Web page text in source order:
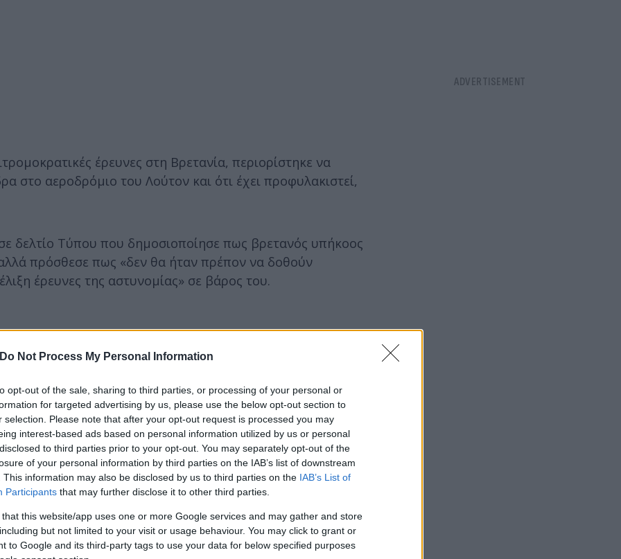
Do Not Process My Personal Information
opt-out of the sale, sharing to third parties, or processing of your personal or
for targeted advertising by us, please use the below opt-out section to
selection. Please note that after your opt-out request is processed you may
interest-based ads based on personal information utilized by us or personal
to third parties prior to your opt-out. You may separately opt-out of the
of your personal information by third parties on the IAB’s list of downstream
This information may also be disclosed by us to third parties on the IAB’s List of
Participants that may further disclose it to other third parties.
that this website/app uses one or more Google services and may gather and store
but not limited to your visit or usage behaviour. You may click to grant or
to Google and its third-party tags to use your data for below specified purposes
έρευνες στη Βρετανία, περιορίστηκε να
στο αεροδρόμιο του Λούτον και ότι έχει προφυλακιστεί,
δελτίο Τύπου που δημοσιοποίησε πως βρετανός υπήκοος
πρόσθεσε πως «δεν θα ήταν πρέπον να δοθούν
έρευνες της αστυνομίας» σε βάρος του.